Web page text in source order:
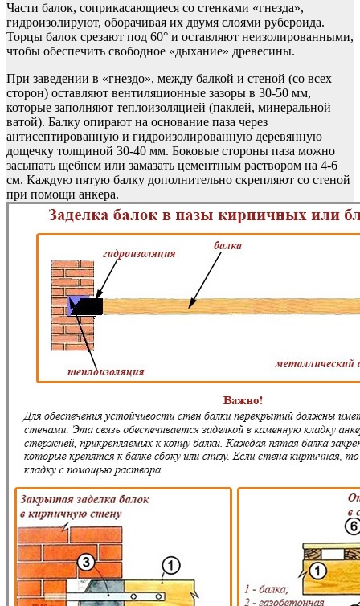
Части балок, соприкасающиеся со стенками «гнезда»,
гидроизолируют, оборачивая их двумя слоями рубероида.
Торцы балок срезают под 60° и оставляют неизолированными,
чтобы обеспечить свободное «дыхание» древесины.
При заведении в «гнездо», между балкой и стеной (со всех
сторон) оставляют вентиляционные зазоры в 30-50 мм,
которые заполняют теплоизоляцией (паклей, минеральной
ватой). Балку опирают на основание паза через
антисептированную и гидроизолированную деревянную
дощечку толщиной 30-40 мм. Боковые стороны паза можно
засыпать щебнем или замазать цементным раствором на 4-6
см. Каждую пятую балку дополнительно скрепляют со стеной
при помощи анкера.